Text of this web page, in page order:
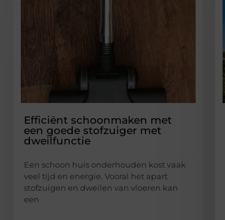
Efficiënt schoonmaken met
een goede stofzuiger met
dweilfunctie
Een schoon huis onderhouden kost vaak
veel tijd en energie. Vooral het apart
stofzuigen en dweilen van vloeren kan
een